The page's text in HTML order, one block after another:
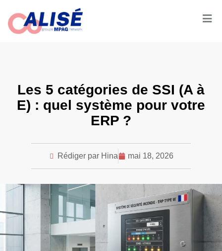
Les 5 catégories de SSI (A à
E) : quel système pour votre
ERP ?
Rédiger par Hina mai 18, 2026